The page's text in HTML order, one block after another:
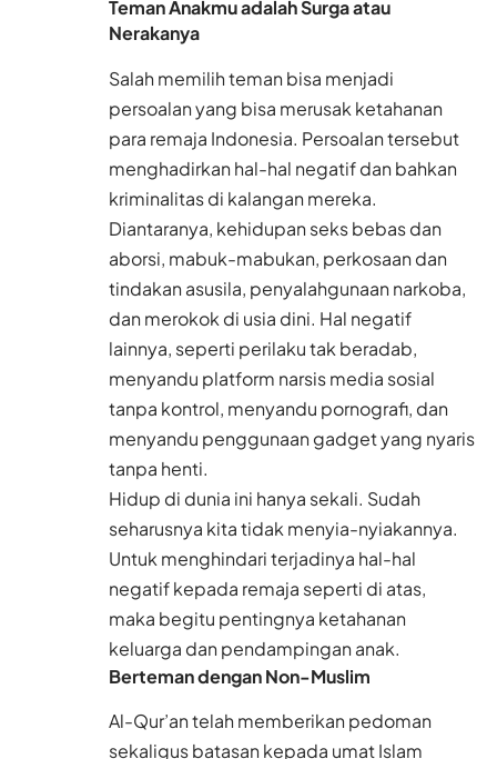
Teman Anakmu adalah Surga atau
Nerakanya
Salah memilih teman bisa menjadi
persoalan yang bisa merusak ketahanan
para remaja Indonesia. Persoalan tersebut
menghadirkan hal-hal negatif dan bahkan
kriminalitas di kalangan mereka.
Diantaranya, kehidupan seks bebas dan
aborsi, mabuk-mabukan, perkosaan dan
tindakan asusila, penyalahgunaan narkoba,
dan merokok di usia dini. Hal negatif
lainnya, seperti perilaku tak beradab,
menyandu platform narsis media sosial
tanpa kontrol, menyandu pornografi, dan
menyandu penggunaan gadget yang nyaris
tanpa henti.
Hidup di dunia ini hanya sekali. Sudah
seharusnya kita tidak menyia-nyiakannya.
Untuk menghindari terjadinya hal-hal
negatif kepada remaja seperti di atas,
maka begitu pentingnya ketahanan
keluarga dan pendampingan anak.
Berteman dengan Non-Muslim
Al-Qur’an telah memberikan pedoman
sekaligus batasan kepada umat Islam